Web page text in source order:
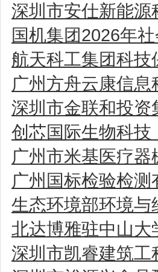
深圳市安仕新能
国机集团2026年
航天科工集团科
广州方舟云康信
深圳市金联和投
创芯国际生物科
广州市米基医疗
广州国标检验检测
生态环境部环境
北达博雅驻中山
深圳市凯睿建筑